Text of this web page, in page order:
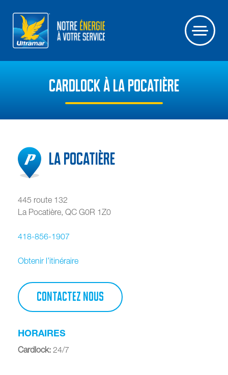
CARDLOCK À LA POCATIÈRE
La Pocatière
445 route 132
La Pocatière, QC G0R 1Z0
418-856-1907
Obtenir l’itinéraire
CONTACTEZ NOUS
HORAIRES
Cardlock: 24/7